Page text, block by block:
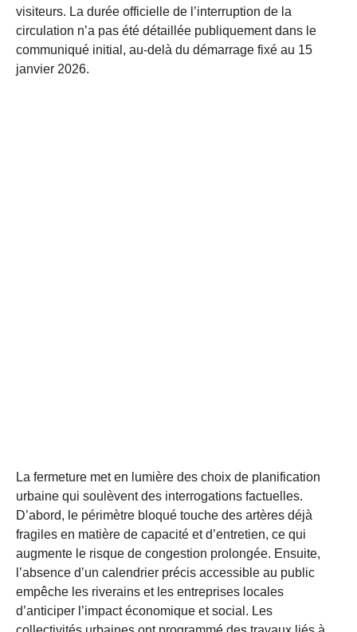
visiteurs. La durée officielle de l’interruption de la
circulation n’a pas été détaillée publiquement dans le
communiqué initial, au-delà du démarrage fixé au 15
janvier 2026.
La fermeture met en lumière des choix de planification
urbaine qui soulèvent des interrogations factuelles.
D’abord, le périmètre bloqué touche des artères déjà
fragiles en matière de capacité et d’entretien, ce qui
augmente le risque de congestion prolongée. Ensuite,
l’absence d’un calendrier précis accessible au public
empêche les riverains et les entreprises locales
d’anticiper l’impact économique et social. Les